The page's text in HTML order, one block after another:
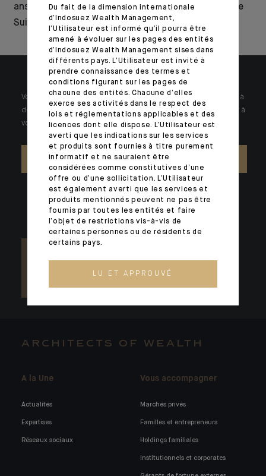
ans d’histoire en
Suisse
d’une nouvelle gamme
d’ETF actifs
Votre patrimoine est unique et requiert des réponses spécifiques à
des problématiques singulières. Jour après jour, nos experts sont à
votre écoute.
NOUS CONTACTER
ARCHITECTS OF WEALTH
A la Une
Actualités
Expertises
Réseaux sociaux
Vous accompagner
Marchés privés
Familles et entrepreneurs
Holdings familiales
Institutionnels et corporates
Du fait de la dimension internationale
d’Indosuez Wealth Management,
l’Utilisateur est informé qu’il pourra être
amené à évoluer sur les pages des entités
d’Indosuez Wealth Management sises dans
différents pays. L’Utilisateur est invité à
prendre connaissance des termes et
conditions figurant sur les pages de
chacune des entités. Chacune d’elles
exerce ses activités dans le respect des
lois et réglementations applicables et des
licences dont elle dispose. L’Utilisateur est
averti que les indications sur les services
et produits sont fournies à titre purement
informatif et ne sauraient être
considérées comme constitutives d’une
offre ou d’une sollicitation. L’Utilisateur
est également averti que les services et
produits mentionnés peuvent ne pas être
fournis par toutes les entités et faire
l’objet de restrictions vis-à-vis de
certaines personnes ou de résidents de
certains pays.
LU ET APPROUVÉ